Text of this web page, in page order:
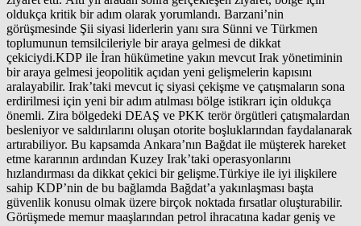
oldukça kritik bir adım olarak yorumlandı. Barzani’nin
görüşmesinde Şii siyasi liderlerin yanı sıra Sünni ve Türkmen
toplumunun temsilcileriyle bir araya gelmesi de dikkat
çekiciydi.KDP ile İran hükümetine yakın mevcut Irak yönetiminin
bir araya gelmesi jeopolitik açıdan yeni gelişmelerin kapısını
aralayabilir. Irak’taki mevcut iç siyasi çekişme ve çatışmaların sona
erdirilmesi için yeni bir adım atılması bölge istikrarı için oldukça
önemli. Zira bölgedeki DEAŞ ve PKK terör örgütleri çatışmalardan
besleniyor ve saldırılarını oluşan otorite boşluklarından faydalanarak
artırabiliyor. Bu kapsamda Ankara’nın Bağdat ile müşterek hareket
etme kararının ardından Kuzey Irak’taki operasyonlarını
hızlandırması da dikkat çekici bir gelişme.Türkiye ile iyi ilişkilere
sahip KDP’nin de bu bağlamda Bağdat’a yakınlaşması başta
güvenlik konusu olmak üzere birçok noktada fırsatlar oluşturabilir.
Görüşmede memur maaşlarından petrol ihracatına kadar geniş ve